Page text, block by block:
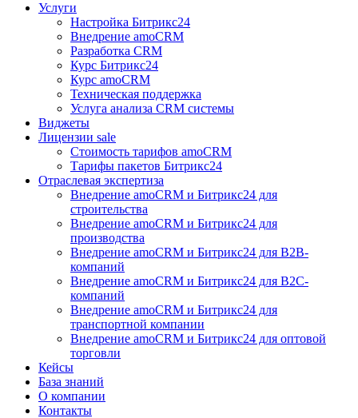
Услуги
Настройка Битрикс24
Внедрение amoCRM
Разработка CRM
Курс Битрикс24
Курс amoCRM
Техническая поддержка
Услуга анализа CRM системы
Виджеты
Лицензии sale
Стоимость тарифов amoCRM
Тарифы пакетов Битрикс24
Отраслевая экспертиза
Внедрение amoCRM и Битрикс24 для
строительства
Внедрение amoCRM и Битрикс24 для
производства
Внедрение amoCRM и Битрикс24 для В2В-
компаний
Внедрение amoCRM и Битрикс24 для В2С-
компаний
Внедрение amoCRM и Битрикс24 для
транспортной компании
Внедрение amoCRM и Битрикс24 для оптовой
торговли
Кейсы
База знаний
О компании
Контакты